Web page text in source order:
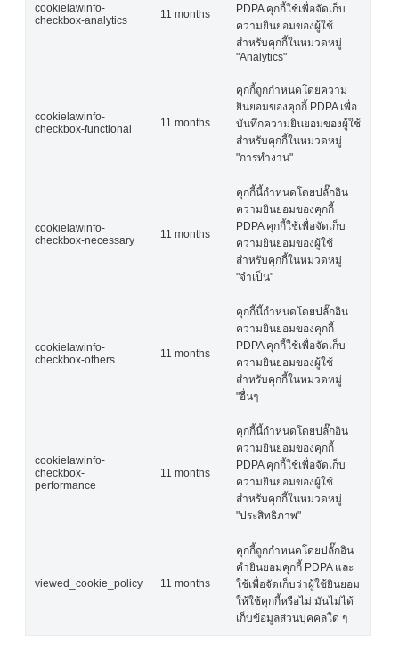
cookielawinfo-
checkbox-analytics
11 months
PDPA คุกกี้ใช้เพื่อจัดเก็บ
ความยินยอมของผู้ใช้
สำหรับคุกกี้ในหมวดหมู่
"Analytics"
cookielawinfo-
checkbox-functional
11 months
คุกกี้ถูกกำหนดโดยความ
ยินยอมของคุกกี้ PDPA เพื่อ
บันทึกความยินยอมของผู้ใช้
สำหรับคุกกี้ในหมวดหมู่
"การทำงาน"
cookielawinfo-
checkbox-necessary
11 months
คุกกี้นี้กำหนดโดยปลั๊กอิน
ความยินยอมของคุกกี้
PDPA คุกกี้ใช้เพื่อจัดเก็บ
ความยินยอมของผู้ใช้
สำหรับคุกกี้ในหมวดหมู่
"จำเป็น"
cookielawinfo-
checkbox-others
11 months
คุกกี้นี้กำหนดโดยปลั๊กอิน
ความยินยอมของคุกกี้
PDPA คุกกี้ใช้เพื่อจัดเก็บ
ความยินยอมของผู้ใช้
สำหรับคุกกี้ในหมวดหมู่
"อื่นๆ
cookielawinfo-
checkbox-
performance
11 months
คุกกี้นี้กำหนดโดยปลั๊กอิน
ความยินยอมของคุกกี้
PDPA คุกกี้ใช้เพื่อจัดเก็บ
ความยินยอมของผู้ใช้
สำหรับคุกกี้ในหมวดหมู่
"ประสิทธิภาพ"
viewed_cookie_policy 11 months
คุกกี้ถูกกำหนดโดยปลั๊กอิน
คำยินยอมคุกกี้ PDPA และ
ใช้เพื่อจัดเก็บว่าผู้ใช้ยินยอม
ให้ใช้คุกกี้หรือไม่ มันไม่ได้
เก็บข้อมูลส่วนบุคคลใด ๆ